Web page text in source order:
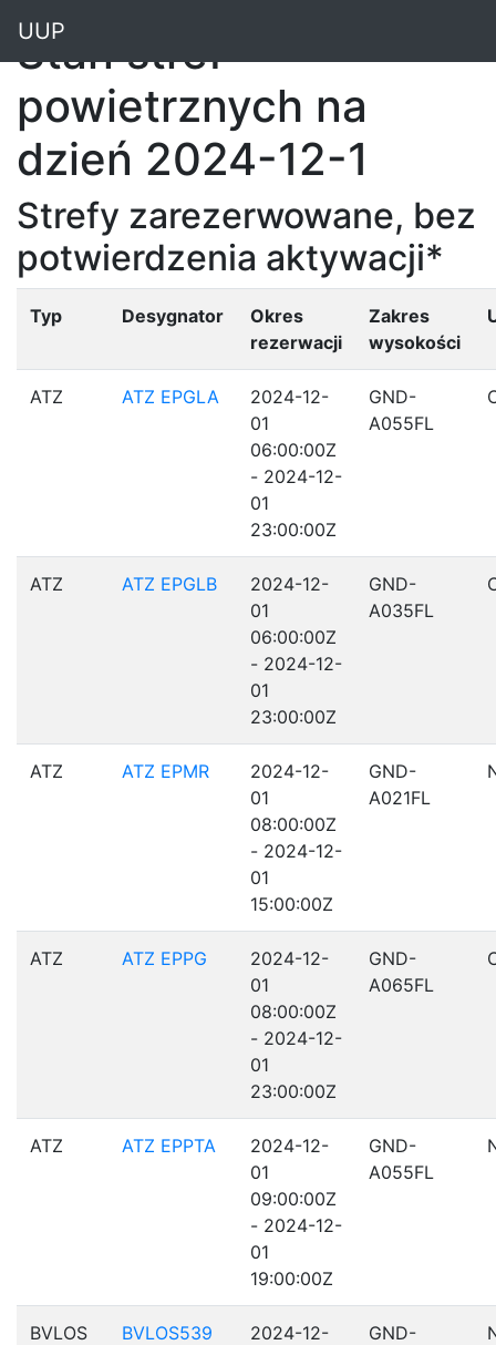
UUP
Stan stref
powietrznych na
dzień 2024-12-1
Strefy zarezerwowane, bez
potwierdzenia aktywacji*
Typ Desygnator
Okres
rezerwacji
Zakres
wysokości
ATZ ATZ EPGLA
2024-12-
01
06:00:00Z
- 2024-12-
01
23:00:00Z
GND-
A055FL
ATZ ATZ EPGLB
2024-12-
01
06:00:00Z
- 2024-12-
01
23:00:00Z
GND-
A035FL
ATZ ATZ EPMR
2024-12-
01
08:00:00Z
- 2024-12-
01
15:00:00Z
GND-
A021FL
ATZ ATZ EPPG
2024-12-
01
08:00:00Z
- 2024-12-
01
23:00:00Z
GND-
A065FL
ATZ ATZ EPPTA
2024-12-
01
09:00:00Z
- 2024-12-
01
19:00:00Z
GND-
A055FL
BVLOS BVLOS539
2024-12-
GND-